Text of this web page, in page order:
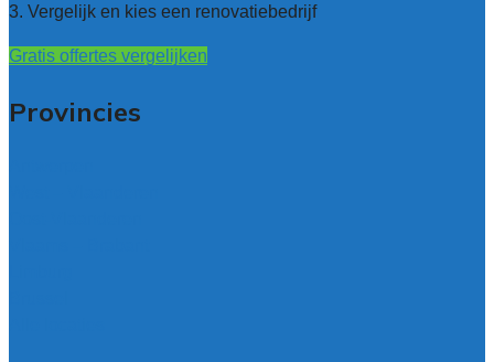
3. Vergelijk en kies een renovatiebedrijf
Gratis offertes vergelijken
Provincies